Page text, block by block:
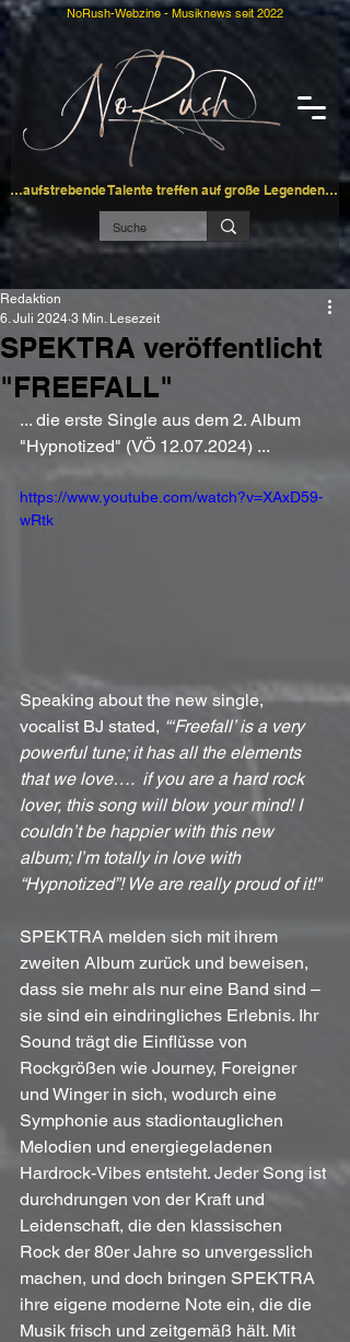
…aufstrebende Talente treffen auf große Legenden…
NoRush-Webzine - Musiknews seit 2022
SPEKTRA veröffentlicht
"FREEFALL"
Redaktion
6. Juli 2024 3 Min. Lesezeit
... die erste Single aus dem 2. Album
"Hypnotized" (VÖ 12.07.2024) ...
https://www.youtube.com/watch?v=XAxD59-
wRtk
Speaking about the new single,
vocalist BJ stated, “‘Freefall’ is a very
powerful tune; it has all the elements
that we love….  if you are a hard rock
lover, this song will blow your mind! I
couldn’t be happier with this new
album; I’m totally in love with
“Hypnotized”! We are really proud of it!"
SPEKTRA melden sich mit ihrem
zweiten Album zurück und beweisen,
dass sie mehr als nur eine Band sind –
sie sind ein eindringliches Erlebnis. Ihr
Sound trägt die Einflüsse von
Rockgrößen wie Journey, Foreigner
und Winger in sich, wodurch eine
Symphonie aus stadiontauglichen
Melodien und energiegeladenen
Hardrock-Vibes entsteht. Jeder Song ist
durchdrungen von der Kraft und
Leidenschaft, die den klassischen
Rock der 80er Jahre so unvergesslich
machen, und doch bringen SPEKTRA
ihre eigene moderne Note ein, die die
Musik frisch und zeitgemäß hält. Mit